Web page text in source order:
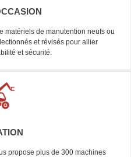
matériels de manutention neufs ou
et révisés pour allier
et sécurité.
propose plus de 300 machines